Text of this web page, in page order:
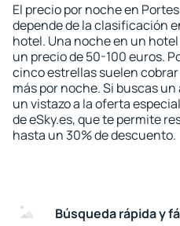
El precio por noche en
depende de la clasificación
hotel. Una noche en un
un precio de 50-100 euros.
cinco estrellas suelen
más por noche. Si buscas
un vistazo a la oferta
de eSky.es, que te permite
hasta un 30% de descuento.
Búsqueda rápida y